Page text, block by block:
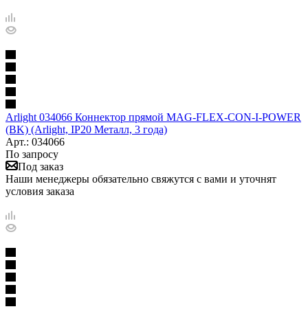
Arlight 034066 Коннектор прямой MAG-FLEX-CON-I-POWER
(BK) (Arlight, IP20 Металл, 3 года)
Арт.: 034066
По запросу
Под заказ
Наши менеджеры обязательно свяжутся с вами и уточнят
условия заказа